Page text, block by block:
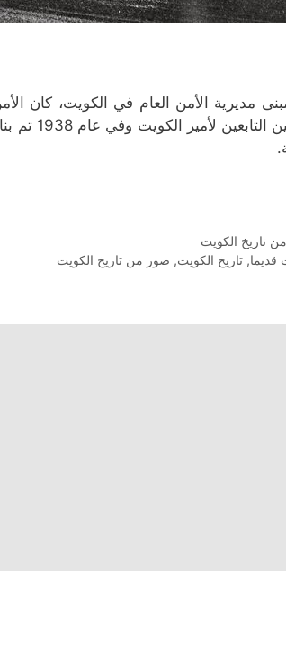
مديرية الأمن العام في الكويت، كان
من
تاريخ الكويت
قديما, تاريخ الكويت, صور من تاريخ الكويت